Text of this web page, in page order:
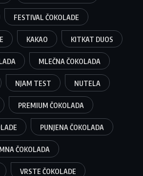
FESTIVAL ČOKOLADE
KAKAO KITKAT DUOS
MLEČNA ČOKOLADA
NJAM TEST NUTELA
PREMIUM ČOKOLADA
PUNJENA ČOKOLADA
ČOKOLADA
VRSTE ČOKOLADE